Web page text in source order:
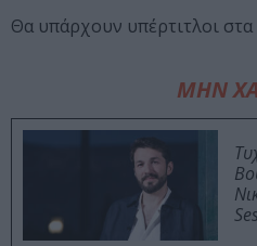
Θα υπάρχουν υπέρτιτλοι στα
ΜΗΝ